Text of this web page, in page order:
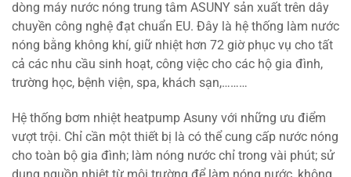
dòng máy nước nóng trung tâm ASUNY sản xuất trên dây
chuyền công nghệ đạt chuẩn EU. Đây là hệ thống làm nước
nóng bằng không khí, giữ nhiệt hơn 72 giờ phục vụ cho tất
cả các nhu cầu sinh hoạt, công việc cho các hộ gia đình,
trường học, bệnh viện, spa, khách sạn,………
Hệ thống bơm nhiệt heatpump Asuny với những ưu điểm
vượt trội. Chỉ cần một thiết bị là có thể cung cấp nước nóng
cho toàn bộ gia đình; làm nóng nước chỉ trong vài phút; sử